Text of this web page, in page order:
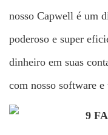
nosso Capwell é um
poderoso e super
dinheiro em suas
com nosso software